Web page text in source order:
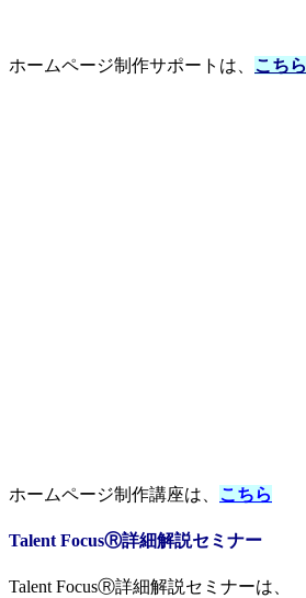
ホームページ制作サポートは、 こちら
ホームページ制作講座は、 こちら
Talent FocusⓇ詳細解説セミナー
Talent FocusⓇ詳細解説セミナーは、